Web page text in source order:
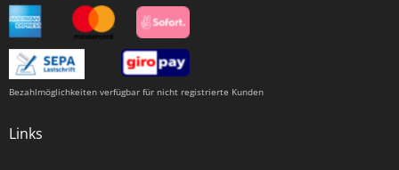
Bezahlmöglichkeiten verfügbar für nicht registrierte Kunden
Links